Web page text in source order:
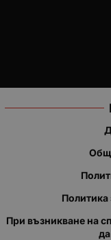
Политика
При възникване на